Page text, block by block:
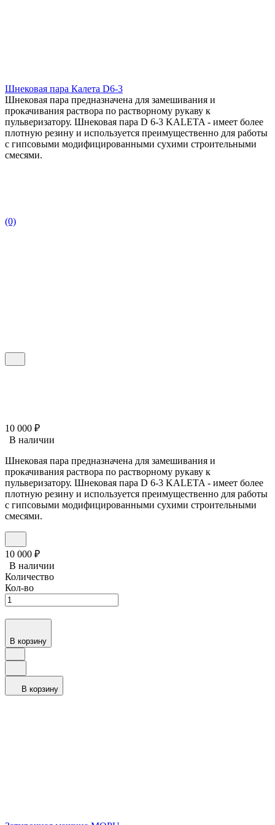
Шнековая пара Калета D6-3
Шнековая пара предназначена для замешивания и
прокачивания раствора по растворному рукаву к
пульверизатору. Шнековая пара D 6-3 KALETA - имеет более
плотную резину и используется преимущественно для работы
с гипсовыми модифицированными сухими строительными
смесями.
(0)
10 000 ₽
В наличии
Шнековая пара предназначена для замешивания и
прокачивания раствора по растворному рукаву к
пульверизатору. Шнековая пара D 6-3 KALETA - имеет более
плотную резину и используется преимущественно для работы
с гипсовыми модифицированными сухими строительными
смесями.
10 000 ₽
В наличии
Количество
Кол-во
В корзину
В корзину